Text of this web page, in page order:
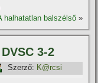
halhatatlan balszélső»
3-2
Szerző: K@rcsi